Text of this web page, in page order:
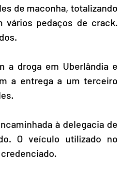
de maconha, totalizando
vários pedaços de crack.
a droga em Uberlândia e
a entrega a um terceiro
à delegacia de
O veículo utilizado no